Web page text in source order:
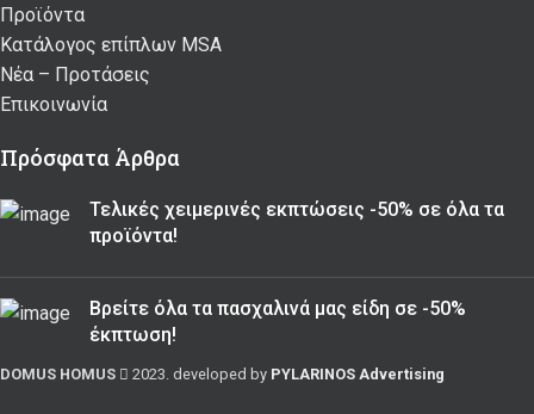
Προϊόντα
Κατάλογος επίπλων MSA
Nέα – Προτάσεις
Επικοινωνία
Πρόσφατα Άρθρα
Τελικές χειμερινές εκπτώσεις -50% σε όλα τα
προϊόντα!
Βρείτε όλα τα πασχαλινά μας είδη σε -50%
έκπτωση!
DOMUS HOMUS 2023. developed by PYLARINOS Advertising